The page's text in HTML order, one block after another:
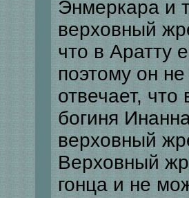
Энмеркара и
верховный
что в Аратту
поэтому он
отвечает,
богиня
верховный
Верховный
гонца и не